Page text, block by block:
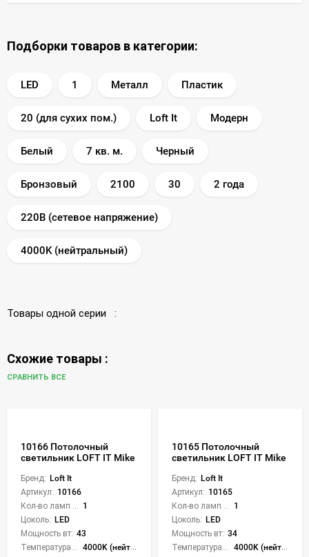
Подборки товаров в категории:
LED 1 Металл Пластик
20 (для сухих пом.) Loft It Модерн
Белый 7 кв. м. Черный
Бронзовый 2100 30 2 года
220В (сетевое напряжение)
4000K (нейтральный)
Товары одной серии :
Схожие товары :
СРАВНИТЬ ВСЕ
10166 Потолочный
светильник LOFT IT Mike
Бренд: Loft It
Артикул: 10166
1
Цоколь: LED
Мощность вт: 43
4000K (нейтральный)
10165 Потолочный
светильник LOFT IT Mike
Бренд: Loft It
Артикул: 10165
1
Цоколь: LED
Мощность вт: 34
4000K (нейтральный)